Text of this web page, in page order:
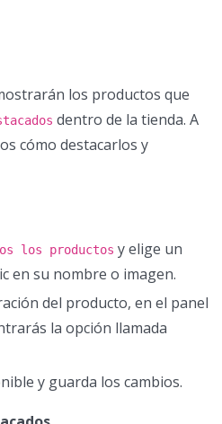
los productos que
dentro de la tienda. A
cómo destacarlos y
los productos y elige un
en su nombre o imagen.
del producto, en el panel
la opción llamada
y guarda los cambios.